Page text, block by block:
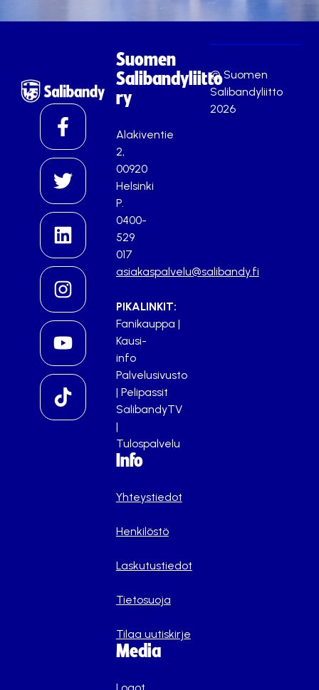
Suomen
Salibandyliitto
ry
Alakiventie
2,
00920
Helsinki
P.
0400-
529
017
asiakaspalvelu@salibandy.fi
PIKALINKIT:
Fanikauppa |
Kausi-
info
Palvelusivusto
| Pelipassit
SalibandyTV
|
Tulospalvelu
Info
Yhteystiedot
Henkilöstö
Laskutustiedot
Tietosuoja
Tilaa uutiskirje
Media
© Suomen
Salibandyliitto
2026